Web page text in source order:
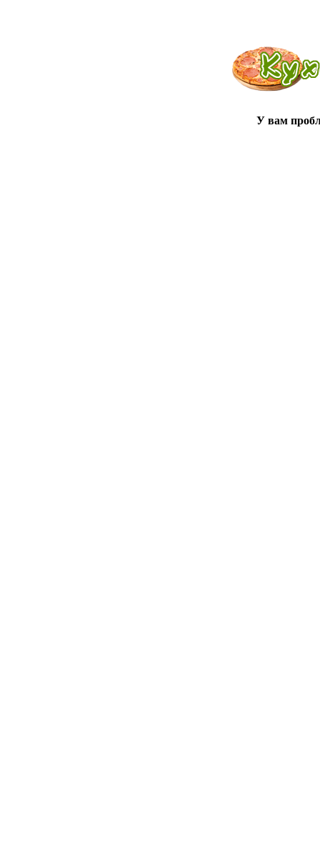
У вам